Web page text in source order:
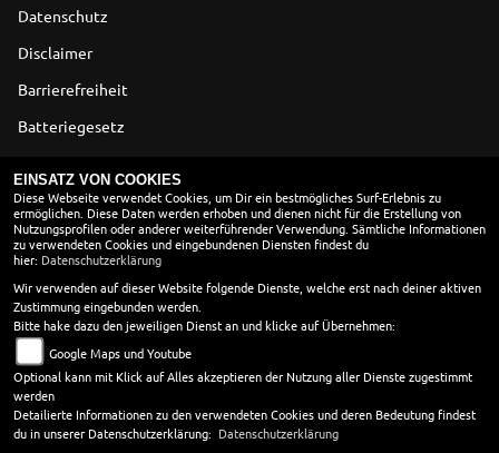
Datenschutz
Disclaimer
Barrierefreiheit
Batteriegesetz
ÖFFNUNGSZEITEN
Montag:
09:00 - 18:00
Dienstag:
09:00 - 18:00
Mittwoch:
09:00 - 13:00
Donnerstag:
09:00 - 18:00
Freitag:
09:00 - 18:00
Samstag:
10:00 - 13:00
Sonntag:
geschlossen
EINSATZ VON COOKIES
Diese Webseite verwendet Cookies, um Dir ein bestmögliches Surf-Erlebnis zu
ermöglichen. Diese Daten werden erhoben und dienen nicht für die Erstellung von
Nutzungsprofilen oder anderer weiterführender Verwendung. Sämtliche Informationen
zu verwendeten Cookies und eingebundenen Diensten findest du
hier: Datenschutzerklärung
Wir verwenden auf dieser Website folgende Dienste, welche erst nach deiner aktiven
Zustimmung eingebunden werden.
Bitte hake dazu den jeweiligen Dienst an und klicke auf Übernehmen:
Google Maps und Youtube
Optional kann mit Klick auf Alles akzeptieren der Nutzung aller Dienste zugestimmt
werden
Detailierte Informationen zu den verwendeten Cookies und deren Bedeutung findest
du in unserer Datenschutzerklärung: Datenschutzerklärung